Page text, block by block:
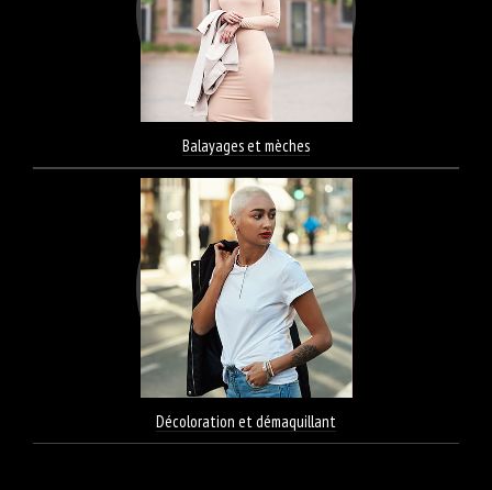
Balayages et mèches
Décoloration et démaquillant